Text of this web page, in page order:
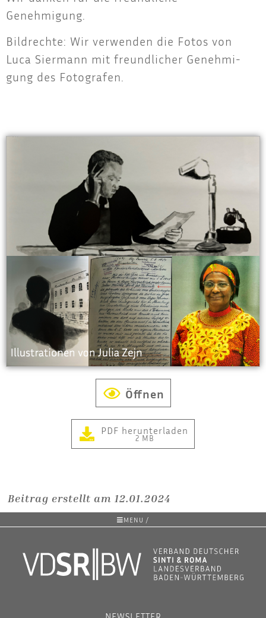
Genehmigung.
Bild­rech­te: Wir ver­wen­den die Fotos von
Luca Sier­mann mit freund­li­cher Geneh­mi­
gung des Fotografen.
Öffnen
PDF herunterladen
2 MB
Beitrag erstellt am 12.01.2024
MENU /